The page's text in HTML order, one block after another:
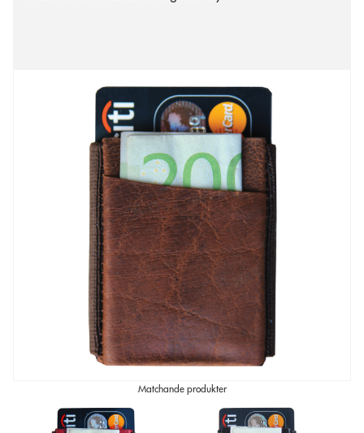
Matchande produkter